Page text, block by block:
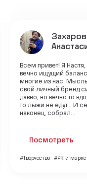
Всем привет! Я
вечно ищущий баланс
многие из нас. Мысль
свой личный бренд
давно, но вечно то
то лыжи не едут... И
наконец, собрал...
Посмотреть
#Творчество #PR и